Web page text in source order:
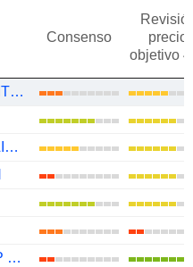
Consenso
precio
objetivo
GEORGE WESTON LIMITED
LOBLAW COMPANIES LIMITED
WOOLWORTHS GROUP LIMITED